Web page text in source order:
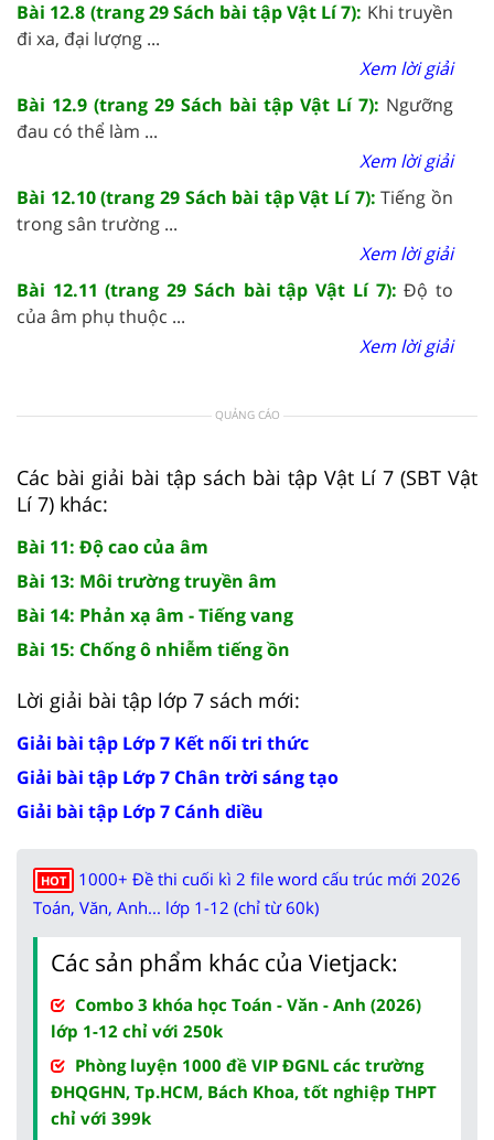
Bài 12.8 (trang 29 Sách bài tập Vật Lí 7): Khi truyền
đi xa, đại lượng ...
Xem lời giải
Bài 12.9 (trang 29 Sách bài tập Vật Lí 7): Ngưỡng
đau có thể làm ...
Xem lời giải
Bài 12.10 (trang 29 Sách bài tập Vật Lí 7): Tiếng ồn
trong sân trường ...
Xem lời giải
Bài 12.11 (trang 29 Sách bài tập Vật Lí 7): Độ to
của âm phụ thuộc ...
Xem lời giải
QUẢNG CÁO
Các bài giải bài tập sách bài tập Vật Lí 7 (SBT Vật
Lí 7) khác:
Bài 11: Độ cao của âm
Bài 13: Môi trường truyền âm
Bài 14: Phản xạ âm - Tiếng vang
Bài 15: Chống ô nhiễm tiếng ồn
Lời giải bài tập lớp 7 sách mới:
Giải bài tập Lớp 7 Kết nối tri thức
Giải bài tập Lớp 7 Chân trời sáng tạo
Giải bài tập Lớp 7 Cánh diều
HOT
1000+ Đề thi cuối kì 2 file word cấu trúc mới 2026
Toán, Văn, Anh... lớp 1-12 (chỉ từ 60k)
Các sản phẩm khác của Vietjack:
Combo 3 khóa học Toán - Văn - Anh (2026)
lớp 1-12 chỉ với 250k
Phòng luyện 1000 đề VIP ĐGNL các trường
ĐHQGHN, Tp.HCM, Bách Khoa, tốt nghiệp THPT
chỉ với 399k